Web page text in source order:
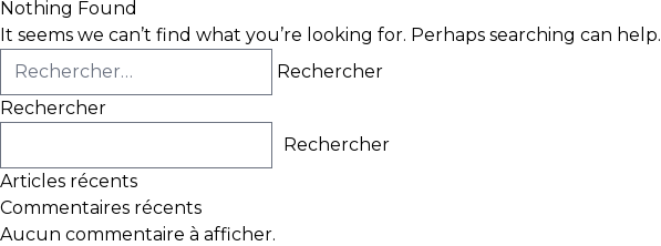
Nothing Found
It seems we can’t find what you’re looking for. Perhaps searching can help.
Rechercher :
Rechercher
Rechercher
Articles récents
Commentaires récents
Aucun commentaire à afficher.